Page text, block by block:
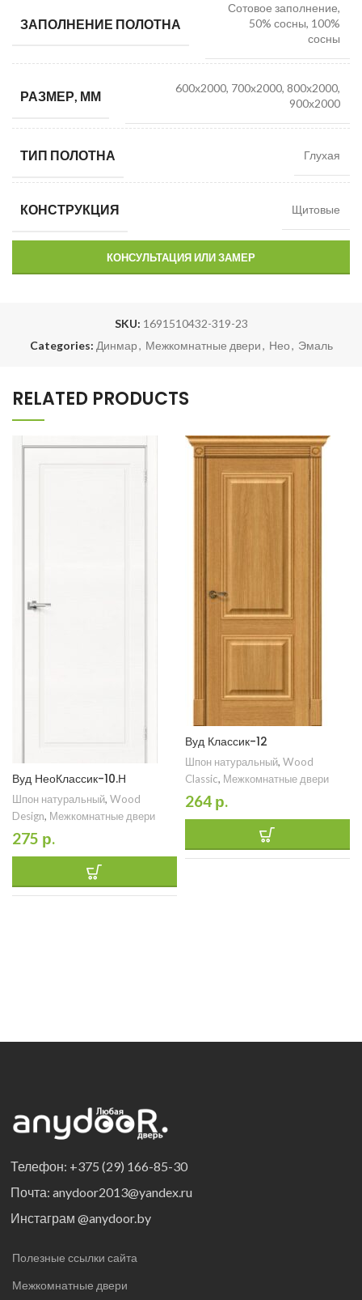
ЗАПОЛНЕНИЕ ПОЛОТНА
Сотовое заполнение,
50% сосны, 100%
сосны
РАЗМЕР, ММ
600х2000, 700х2000, 800х2000,
900х2000
ТИП ПОЛОТНА Глухая
КОНСТРУКЦИЯ Щитовые
КОНСУЛЬТАЦИЯ ИЛИ ЗАМЕР
SKU: 1691510432-319-23
Categories: Динмар, Межкомнатные двери, Нео, Эмаль
RELATED PRODUCTS
Вуд НеоКлассик-10.Н
Шпон натуральный, Wood
Design, Межкомнатные двери
275 р.
Вуд Классик-12
Шпон натуральный, Wood
Classic, Межкомнатные двери
264 р.
Телефон: +375 (29) 166-85-30
Почта: anydoor2013@yandex.ru
Инстаграм @anydoor.by
Полезные ссылки сайта
Межкомнатные двери